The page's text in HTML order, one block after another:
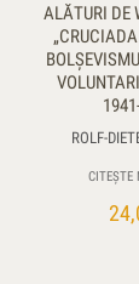
ALĂTURI DE
ROLF-
CITEȘTE